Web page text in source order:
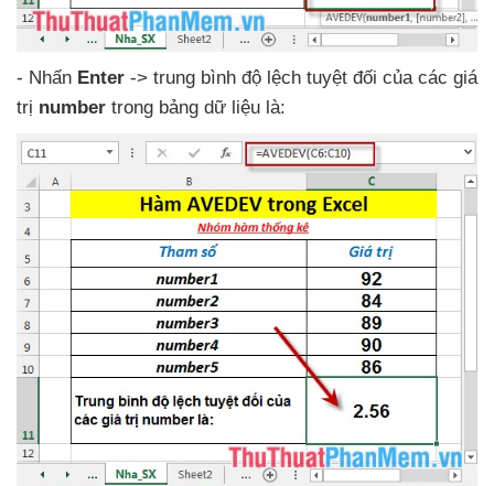
- Nhấn Enter -> trung bình độ lệch tuyệt đối của các giá
trị number trong bảng dữ liệu là: